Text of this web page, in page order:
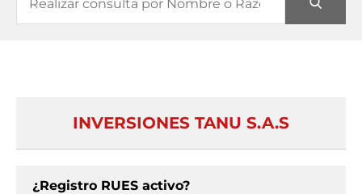
INVERSIONES TANU S.A.S
¿Registro RUES activo?